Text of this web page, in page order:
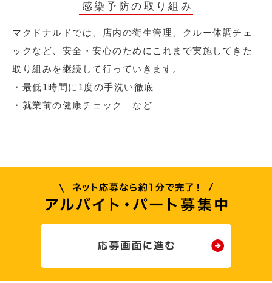
感染予防の取り組み
マクドナルドでは、店内の衛生管理、クルー体調チェ
ックなど、安全・安心のためにこれまで実施してきた
取り組みを継続して行っていきます。
・最低1時間に1度の手洗い徹底
・就業前の健康チェック など